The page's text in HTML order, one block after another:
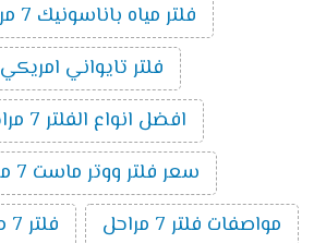
فلتر مياه باناسونيك 7 مراحل
فلتر تايواني امريكي
افضل انواع الفلتر 7 مراحل
سعر فلتر ووتر ماست 7 مراحل
مواصفات فلتر 7 مراحل
فلتر 7 مراحل اكوا جيت